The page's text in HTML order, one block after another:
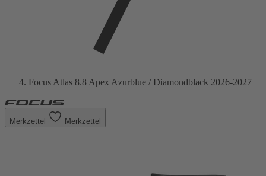
Focus Atlas 8.8 Apex Azurblue / Diamondblack 2026-2027
Merkzettel Merkzettel